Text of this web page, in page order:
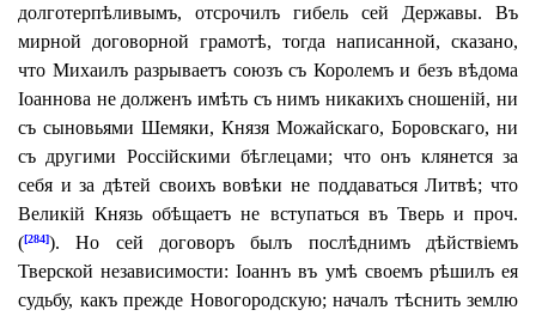
долготерпѣливымъ, отсрочилъ гибель сей Державы. Въ
мирной договорной грамотѣ, тогда написанной, сказано,
что Михаилъ разрываетъ союзъ съ Королемъ и безъ вѣдома
Іоаннова не долженъ имѣть съ нимъ никакихъ сношеній, ни
съ сыновьями Шемяки, Князя Можайскаго, Боровскаго, ни
съ другими Россійскими бѣглецами; что онъ клянется за
себя и за дѣтей своихъ вовѣки не поддаваться Литвѣ; что
Великій Князь обѣщаетъ не вступаться въ Тверь и проч.
([284]). Но сей договоръ былъ послѣднимъ дѣйствіемъ
Тверской независимости: Іоаннъ въ умѣ своемъ рѣшилъ ея
судьбу, какъ прежде Новогородскую; началъ тѣснить землю